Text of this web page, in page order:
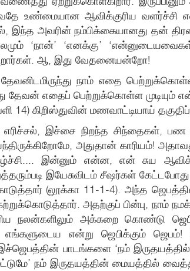
உண்மையான ஆவிக்குரிய
அவரின் நம்பிக்கையானது தன்
‘நான்’ ‘எனக்கு’
ஆ, இது வேதனையன்றோ!
நாம் எதை
தேவன் எதைப் பெற்றுக்கொள்ள
கிறிஸ்துவின் மணவாட்டியாய்
இச்சை நிறந்த சிந்தைகள்,
ஓய்ந்திருக்கிறோமே, அதுதான்
இன்னும் என்ன, என் சுய
இயேசுவிடம் சீஷர்கள்
(லூக்கா 11-1-4). அந்த
அதற்குப் பின்பு,
நலன்களிலும் அக்கறை கொண்டு
என்று ஜெபிக்கும்
பாடங்களை ‘நம்
நம் இருதயத்தின் மையத்தில்